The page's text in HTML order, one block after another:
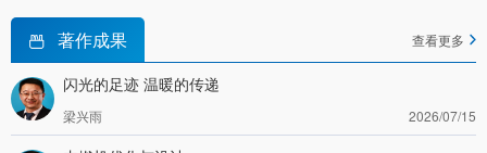
著作成果 查看更多
闪光的足迹 温暖的传递
梁兴雨 2026/07/15